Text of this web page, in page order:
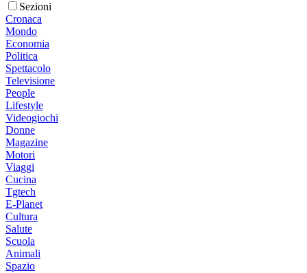
Sezioni
Cronaca
Mondo
Economia
Politica
Spettacolo
Televisione
People
Lifestyle
Videogiochi
Donne
Magazine
Motori
Viaggi
Cucina
Tgtech
E-Planet
Cultura
Salute
Scuola
Animali
Spazio